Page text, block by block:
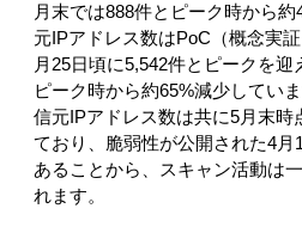
月末では888件とピーク時から
元IPアドレス数はPoC（概念実
月25日頃に5,542件とピークを迎
ピーク時から約65%減少してい
信元IPアドレス数は共に5月末時
ており、脆弱性が公開された4
あることから、スキャン活動は
れます。